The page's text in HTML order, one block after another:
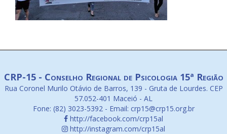
CRP-15 - Conselho Regional de Psicologia 15ª Região
Rua Coronel Murilo Otávio de Barros, 139 - Gruta de Lourdes. CEP
57.052-401 Maceió - AL
Fone: (82) 3023-5392 - Email: crp15@crp15.org.br
http://facebook.com/crp15al
http://instagram.com/crp15al